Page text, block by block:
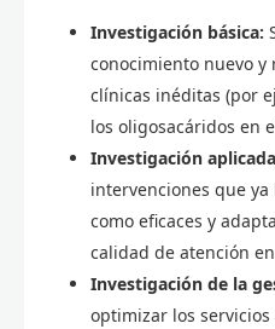
Investigación básica:
conocimiento nuevo
clínicas inéditas (por
los oligosacáridos en
Investigación
intervenciones que
como eficaces y
calidad de atención
Investigación de la
optimizar los